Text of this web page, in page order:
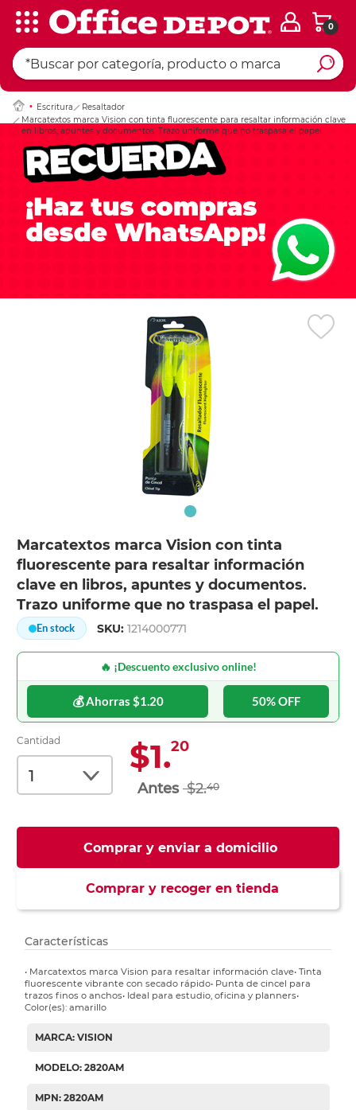
0
Escritura
Resaltador
Marcatextos marca Vision con tinta fluorescente para resaltar información clave
en libros, apuntes y documentos. Trazo uniforme que no traspasa el papel.
Marcatextos marca Vision con tinta
fluorescente para resaltar información
clave en libros, apuntes y documentos.
Trazo uniforme que no traspasa el papel.
En stock SKU:1214000771
🔥 ¡Descuento exclusivo online!
💰 Ahorras $1.20 50% OFF
Cantidad $1.20
$2.40
Comprar y enviar a domicilio
Comprar y recoger en tienda
Ingresar Codigo
Características
• Marcatextos marca Vision para resaltar información clave• Tinta
fluorescente vibrante con secado rápido• Punta de cincel para
trazos finos o anchos• Ideal para estudio, oficina y planners•
Color(es): amarillo
MARCA: VISION
MODELO: 2820AM
MPN: 2820AM